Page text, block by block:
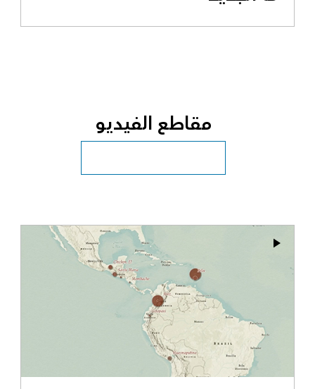
مقاطع الفيديو